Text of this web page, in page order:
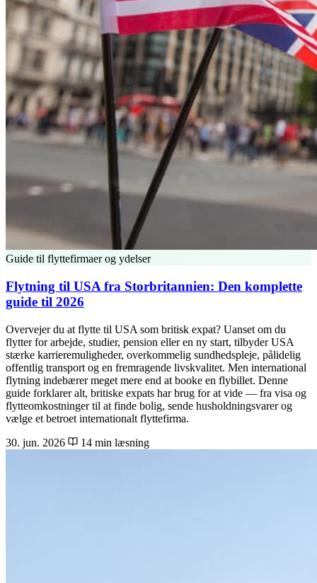
Guide til flyttefirmaer og ydelser
Flytning til USA fra Storbritannien: Den komplette
guide til 2026
Overvejer du at flytte til USA som britisk expat? Uanset om du
flytter for arbejde, studier, pension eller en ny start, tilbyder USA
stærke karrieremuligheder, overkommelig sundhedspleje, pålidelig
offentlig transport og en fremragende livskvalitet. Men international
flytning indebærer meget mere end at booke en flybillet. Denne
guide forklarer alt, britiske expats har brug for at vide — fra visa og
flytteomkostninger til at finde bolig, sende husholdningsvarer og
vælge et betroet internationalt flyttefirma.
30. jun. 2026
14 min læsning